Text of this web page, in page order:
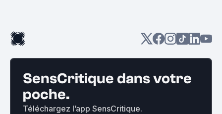
SensCritique dans votre
poche.
Téléchargez l’app SensCritique.